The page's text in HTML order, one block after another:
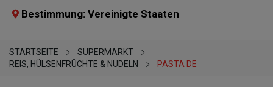
Bestimmung: Vereinigte Staaten
STARTSEITE
SUPERMARKT
REIS, HÜLSENFRÜCHTE & NUDELN
PASTA DE